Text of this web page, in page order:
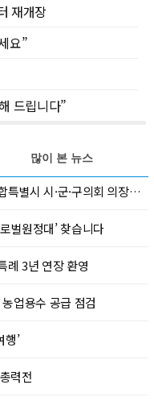
재개장
요”
드립니다”
·구의회 의장협의회 부회장 선출
벌원정대’ 찾습니다
례 3년 연장 환영
업용수 공급 점검
행’
력전
많이 본 뉴스